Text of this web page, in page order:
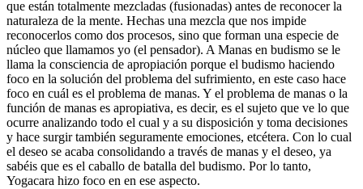
que están totalmente mezcladas (fusionadas) antes de reconocer la
naturaleza de la mente. Hechas una mezcla que nos impide
reconocerlos como dos procesos, sino que forman una especie de
núcleo que llamamos yo (el pensador). A Manas en budismo se le
llama la consciencia de apropiación porque el budismo haciendo
foco en la solución del problema del sufrimiento, en este caso hace
foco en cuál es el problema de manas. Y el problema de manas o la
función de manas es apropiativa, es decir, es el sujeto que ve lo que
ocurre analizando todo el cual y a su disposición y toma decisiones
y hace surgir también seguramente emociones, etcétera. Con lo cual
el deseo se acaba consolidando a través de manas y el deseo, ya
sabéis que es el caballo de batalla del budismo. Por lo tanto,
Yogacara hizo foco en en ese aspecto.